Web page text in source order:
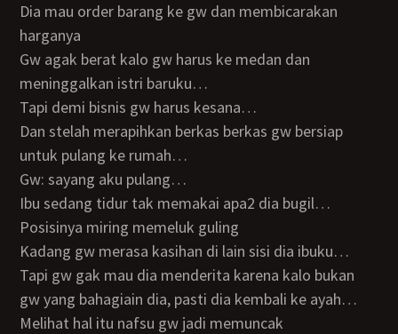
Dia mau order barang ke gw dan membicarakan
harganya
Gw agak berat kalo gw harus ke medan dan
meninggalkan istri baruku…
Tapi demi bisnis gw harus kesana…
Dan stelah merapihkan berkas berkas gw bersiap
untuk pulang ke rumah…
Gw: sayang aku pulang…
Ibu sedang tidur tak memakai apa2 dia bugil…
Posisinya miring memeluk guling
Kadang gw merasa kasihan di lain sisi dia ibuku…
Tapi gw gak mau dia menderita karena kalo bukan
gw yang bahagiain dia, pasti dia kembali ke ayah…
Melihat hal itu nafsu gw jadi memuncak